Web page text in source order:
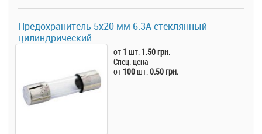
Предохранитель 5x20 мм 6.3A стеклянный
цилиндрический
от 1 шт. 1.50 грн.
Спец. цена
от 100шт.0.50 грн.